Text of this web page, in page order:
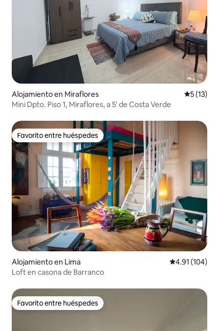
Alojamiento en Miraflores
5 (13)
Mini Dpto. Piso 1, Miraflores, a 5' de Costa Verde
Favorito entre huéspedes
Favorito entre huéspedes
Alojamiento en Lima Calificación
4.91 (104)
Loft en casona de Barranco
Favorito entre huéspedes
Favorito entre huéspedes